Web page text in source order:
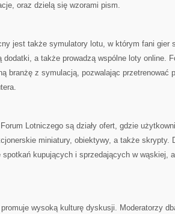
oraz dzielą się wzorami pism.
jest także symulatory lotu, w którym fani gier
dodatki, a także prowadzą wspólne loty online.
branżę z symulacją, pozwalając przetrenować
Lotniczego są działy ofert, gdzie
miniatury, obiektywy, a także skrypty.
spotkań kupujących i sprzedających w wąskiej,
wysoką kulturę dyskusji. Moderatorzy